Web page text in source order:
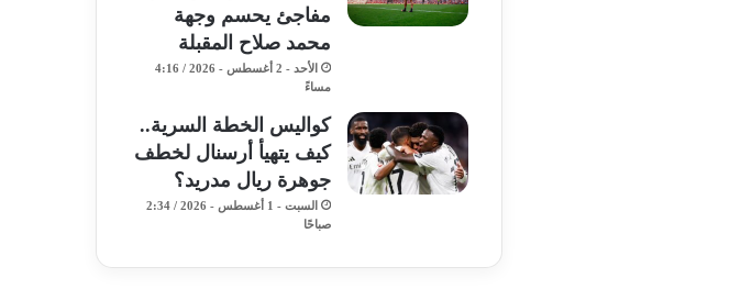
مفاجئ يحسم وجهة
محمد صلاح المقبلة
الأحد - 2 أغسطس - 2026 / 4:16
مساءً
كواليس الخطة السرية..
كيف يتهيأ أرسنال لخطف
جوهرة ريال مدريد؟
السبت - 1 أغسطس - 2026 / 2:34
صباحًا